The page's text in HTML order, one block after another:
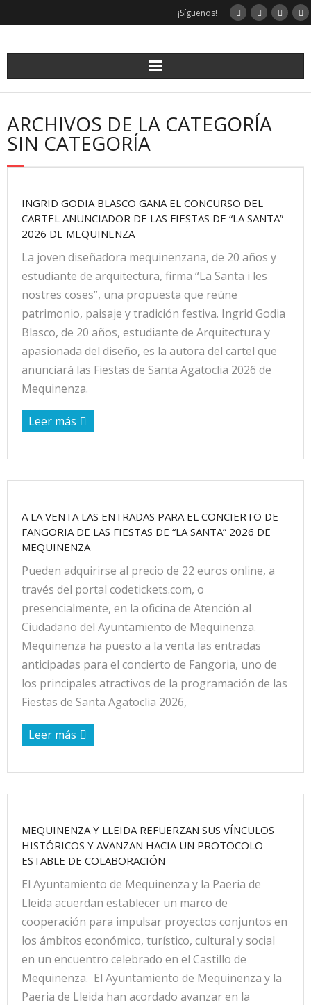
¡Síguenos!
ARCHIVOS DE LA CATEGORÍA
SIN CATEGORÍA
INGRID GODIA BLASCO GANA EL CONCURSO DEL
CARTEL ANUNCIADOR DE LAS FIESTAS DE “LA SANTA”
2026 DE MEQUINENZA
La joven diseñadora mequinenzana, de 20 años y
estudiante de arquitectura, firma “La Santa i les
nostres coses”, una propuesta que reúne
patrimonio, paisaje y tradición festiva. Ingrid Godia
Blasco, de 20 años, estudiante de Arquitectura y
apasionada del diseño, es la autora del cartel que
anunciará las Fiestas de Santa Agatoclia 2026 de
Mequinenza.
Leer más
A LA VENTA LAS ENTRADAS PARA EL CONCIERTO DE
FANGORIA DE LAS FIESTAS DE “LA SANTA” 2026 DE
MEQUINENZA
Pueden adquirirse al precio de 22 euros online, a
través del portal codetickets.com, o
presencialmente, en la oficina de Atención al
Ciudadano del Ayuntamiento de Mequinenza.
Mequinenza ha puesto a la venta las entradas
anticipadas para el concierto de Fangoria, uno de
los principales atractivos de la programación de las
Fiestas de Santa Agatoclia 2026,
Leer más
MEQUINENZA Y LLEIDA REFUERZAN SUS VÍNCULOS
HISTÓRICOS Y AVANZAN HACIA UN PROTOCOLO
ESTABLE DE COLABORACIÓN
El Ayuntamiento de Mequinenza y la Paeria de
Lleida acuerdan establecer un marco de
cooperación para impulsar proyectos conjuntos en
los ámbitos económico, turístico, cultural y social
en un encuentro celebrado en el Castillo de
Mequinenza. El Ayuntamiento de Mequinenza y la
Paeria de Lleida han acordado avanzar en la